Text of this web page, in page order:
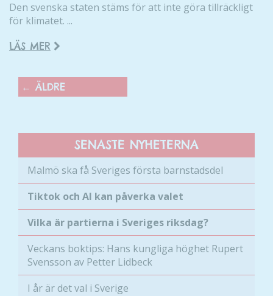
Den svenska staten stäms för att inte göra tillräckligt
för klimatet. ...
LÄS MER
← ÄLDRE
SENASTE NYHETERNA
Malmö ska få Sveriges första barnstadsdel
Tiktok och AI kan påverka valet
Vilka är partierna i Sveriges riksdag?
Veckans boktips: Hans kungliga höghet Rupert
Svensson av Petter Lidbeck
I år är det val i Sverige
du nekar de
här kakorna
kommer viss
funktionalitet
att försvinna
från
hemsidan.
Marknadsföring